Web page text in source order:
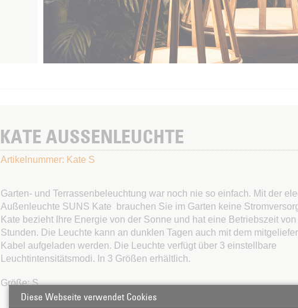
KATE AUSSENLEUCHTE
Artikelnummer: Kate S
Garten- und Terrassenbeleuchtung war noch nie so einfach. Mit der
Außenleuchte SUNS Kate brauchen Sie im Garten keine
Kate bezieht Ihre Energie von der Sonne und hat eine Betriebszeit
Stunden. Die Leuchte kann an dunklen Tagen auch mit dem
Kabel aufgeladen werden. Die Leuchte verfügt über 3 einstellbare
Leuchtintensitätsmodi. In 3 Größen erhältlich.
Größe: S
Diese Webseite verwendet Cookies